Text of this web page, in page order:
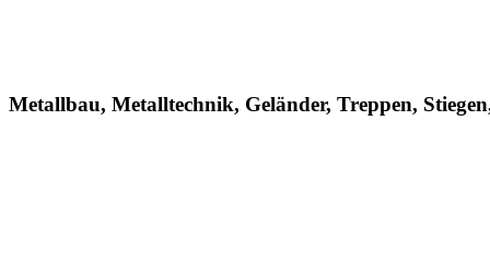
Metallbau, Metalltechnik, Geländer, Treppen,